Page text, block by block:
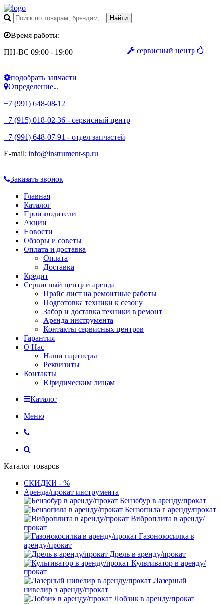
сервисный центр
Время работы:
ПН-ВС 09:00 - 19:00
подобрать запчасти
Определение...
+7 (991) 648-08-12
+7 (915) 018-02-36 - сервисный центр
+7 (991) 648-07-91 - отдел запчастей
E-mail: info@instrument-sp.ru
Заказать звонок
Главная
Каталог
Производители
Акции
Новости
Обзоры и советы
Оплата и доставка
Оплата
Доставка
Кредит
Сервисный центр и аренда
Прайс лист на ремонтные работы
Подготовка техники к сезону
Забор и доставка техники в ремонт
Аренда инструмента
Контакты сервисных центров
Гарантия
О Нас
Наши партнеры
Реквизиты
Контакты
Юридическим лицам
Каталог
Меню
Каталог товаров
СКИДКИ - %
Аренда/прокат инструмента
Бензобур в аренду/прокат
Бензопила в аренду/прокат
Виброплита в аренду/
прокат
Газонокосилка в
аренду/прокат
Дрель в аренду/прокат
Культиватор в аренду/
прокат
Лазерный
нивелир в аренду/прокат
Лобзик в аренду/прокат